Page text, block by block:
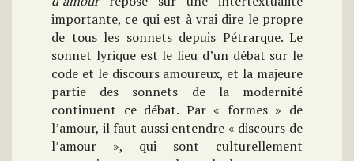
importante, ce qui est à vrai dire le propre
de tous les sonnets depuis Pétrarque. Le
sonnet lyrique est le lieu d’un débat sur le
code et le discours amoureux, et la majeure
partie des sonnets de la modernité
continuent ce débat. Par « formes » de
l’amour, il faut aussi entendre « discours de
l’amour », qui sont culturellement